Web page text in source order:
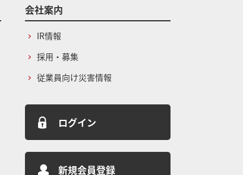
会社案内
IR情報
採用・募集
従業員向け災害情報
ログイン
新規会員登録